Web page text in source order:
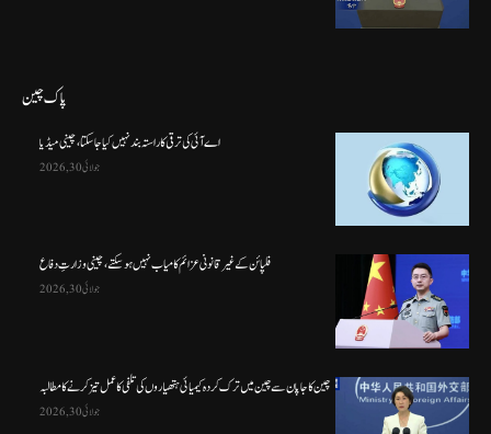
پاک چین
اے آئی کی ترقی کا راستہ بند نہیں کیا جا سکتا، چینی میڈیا
جولائی 30, 2026
فلپائن کے غیر قانونی عزائم کامیاب نہیں ہو سکتے ، چینی وزارتِ دفاع
جولائی 30, 2026
چین کا جاپان سے چین میں ترک کردہ کیمیائی ہتھیاروں کی تلفی کا عمل تیز کرنے کا مطالبہ
جولائی 30, 2026